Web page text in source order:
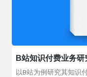
B站知识付费业务研
以B站为例研究其知识